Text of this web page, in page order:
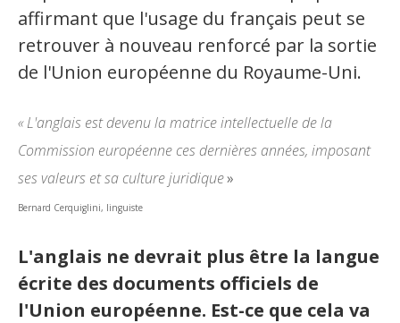
affirmant que l'usage du français peut se
retrouver à nouveau renforcé par la sortie
de l'Union européenne du Royaume-Uni.
«L'anglais est devenu la matrice intellectuelle de la
Commission européenne ces dernières années, imposant
ses valeurs et sa culture juridique»
Bernard Cerquiglini, linguiste
L'anglais ne devrait plus être la langue
écrite des documents officiels de
l'Union européenne. Est-ce que cela va